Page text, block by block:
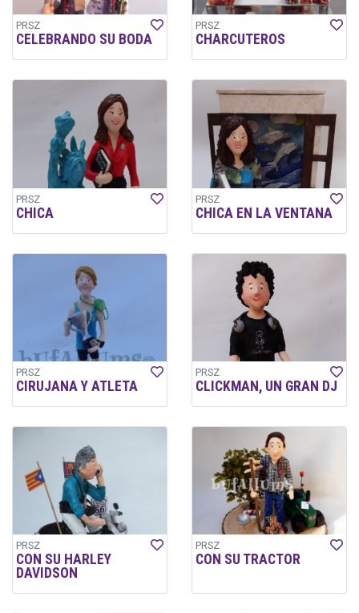
PRSZ
CELEBRANDO SU BODA
PRSZ
CHARCUTEROS
PRSZ
CHICA
PRSZ
CHICA EN LA VENTANA
PRSZ
CIRUJANA Y ATLETA
PRSZ
CLICKMAN, UN GRAN DJ
PRSZ
CON SU HARLEY
DAVIDSON
PRSZ
CON SU TRACTOR